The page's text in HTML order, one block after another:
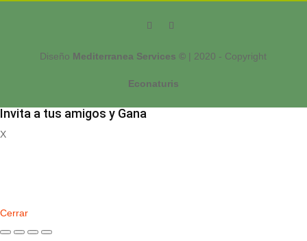
Diseño Mediterranea Services © | 2020 - Copyright
Econaturis
Invita a tus amigos y Gana
X
Cerrar